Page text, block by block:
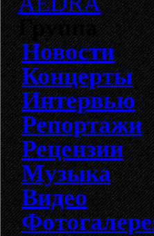
Группа
Новости
Концерты
Интервью
Репортажи
Рецензии
Музыка
Видео